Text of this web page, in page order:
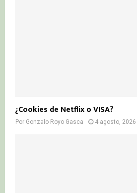
¿Cookies de Netflix o VISA?
Por Gonzalo Royo Gasca 4 agosto, 2026